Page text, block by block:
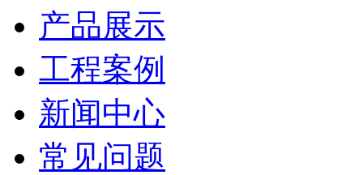
产品展示
工程案例
新闻中心
常见问题